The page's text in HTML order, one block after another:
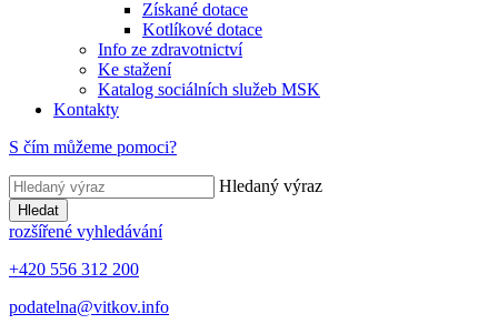
Získané dotace
Kotlíkové dotace
Info ze zdravotnictví
Ke stažení
Katalog sociálních služeb MSK
Kontakty
S čím můžeme pomoci?
Hledaný výraz
Hledat
rozšířené vyhledávání
+420 556 312 200
podatelna@vitkov.info